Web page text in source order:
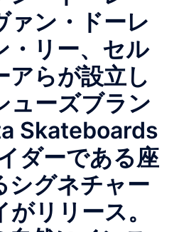
ー
ァン・ドーレ
・リー、セル
アらが設立し
ューズブラン
Skateboards
ダーである座
シグネチャー
リリース。